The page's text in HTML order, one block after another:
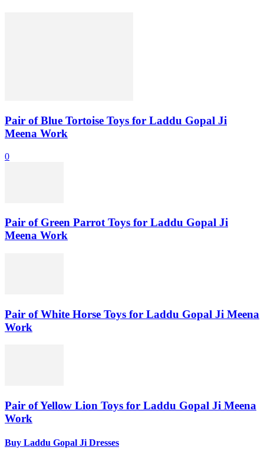
Pair of Blue Tortoise Toys for Laddu Gopal Ji
Meena Work
0
Pair of Green Parrot Toys for Laddu Gopal Ji
Meena Work
Pair of White Horse Toys for Laddu Gopal Ji Meena
Work
Pair of Yellow Lion Toys for Laddu Gopal Ji Meena
Work
Buy Laddu Gopal Ji Dresses